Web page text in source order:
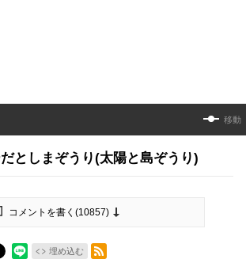
移動
としまぞうり(太陽と島ぞうり)
コメントを書く(10857)
埋め込む
RSSフィード